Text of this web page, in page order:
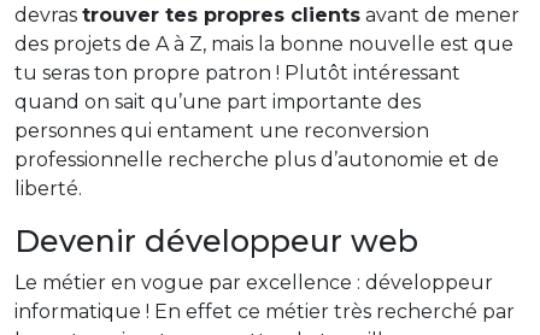
devras trouver tes propres clients avant de mener
des projets de A à Z, mais la bonne nouvelle est que
tu seras ton propre patron ! Plutôt intéressant
quand on sait qu’une part importante des
personnes qui entament une reconversion
professionnelle recherche plus d’autonomie et de
liberté.
Devenir développeur web
Le métier en vogue par excellence : développeur
informatique ! En effet ce métier très recherché par